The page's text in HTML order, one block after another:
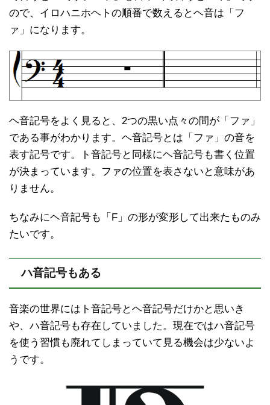
ので、イロハニホヘトの順番で数えるとヘ音は「フ
ァ」になります。
ヘ音記号をよく見ると、2つの黒い点々の間が「ファ」
である事がわかります。ヘ音記号とは「ファ」の音を
表す記号です。ト音記号と同様にヘ音記号も書く位置
が決まっています。ファの位置を表さないと意味があ
りません。
ちなみにヘ音記号も「F」の形が変形して出来たものみ
たいです。
ハ音記号もある
音楽の世界にはト音記号とヘ音記号だけかと思いき
や、ハ音記号も存在していました。現在ではハ音記号
を使う習慣も廃れてしまっていて見る機会は少ないよ
うです。